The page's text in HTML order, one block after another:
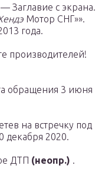
Заглавие с экрана.
Мотор СНГ»».
года.
производителей!
обращения 3 июня
на встречку под
декабря 2020.
ДТП (неопр.) .